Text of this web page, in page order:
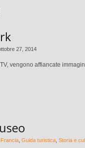
27, 2014
vengono affiancate
Francia Guida turistica Storia e